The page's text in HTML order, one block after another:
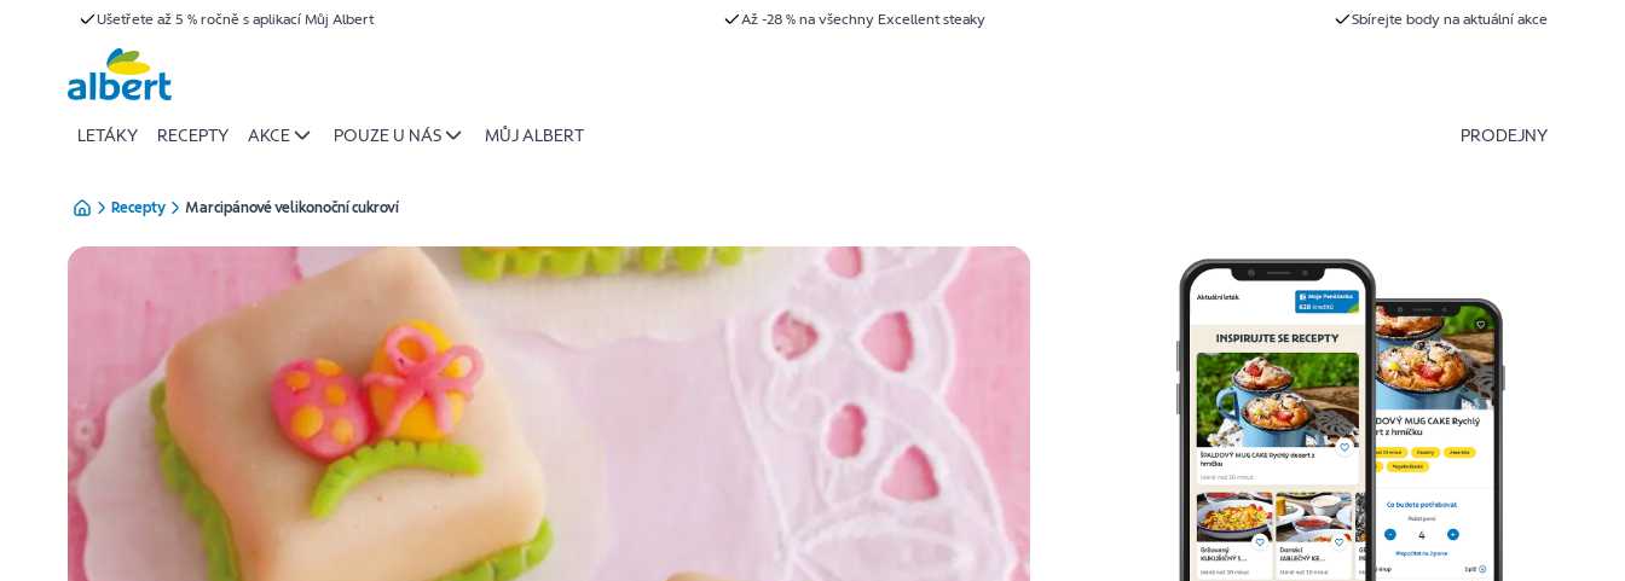
Ušetřete až 5 % ročně s aplikací Můj Albert Až -28 % na všechny Excellent steaky Sbírejte body na aktuální akce
LETÁKY RECEPTY AKCE POUZE U NÁS MŮJ ALBERT PRODEJNY
Recepty Marcipánové velikonoční cukroví